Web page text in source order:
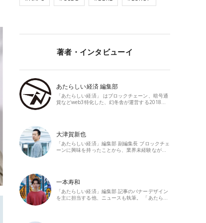
著者・インタビューイ
あたらしい経済 編集部
「あたらしい経済」 はブロックチェーン、暗号通
貨などweb3特化した、幻冬舎が運営する2018…
大津賀新也
「あたらしい経済」編集部 副編集長 ブロックチェ
ーンに興味を持ったことから、業界未経験なが…
一本寿和
「あたらしい経済」編集部 記事のバナーデザイン
を主に担当する他、ニュースも執筆。 「あたら…